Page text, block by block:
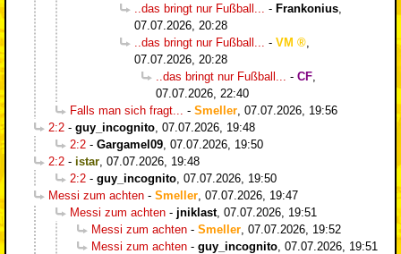
..das bringt nur Fußball...
- Frankonius
07.07.2026, 20:28
..das bringt nur Fußball...
- VM
07.07.2026, 20:28
..das bringt nur Fußball...
- CF
07.07.2026, 22:40
Falls man sich fragt...
- Smeller 07.07.2026, 19:56
2:2 - guy_incognito 07.07.2026, 19:48
2:2 - Gargamel09 07.07.2026, 19:50
2:2 - istar 07.07.2026, 19:48
2:2 - guy_incognito 07.07.2026, 19:50
Messi zum achten - Smeller 07.07.2026, 19:47
Messi zum achten - jniklast, 07.07.2026, 19:51
Messi zum achten - Smeller 07.07.2026, 19:52
Messi zum achten - guy_incognito 07.07.2026, 19:51